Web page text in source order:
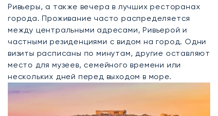
Ривьеры, а также вечера в лучших ресторанах
города. Проживание часто распределяется
между центральными адресами, Ривьерой и
частными резиденциями с видом на город. Одни
визиты расписаны по минутам, другие оставляют
место для музеев, семейного времени или
нескольких дней перед выходом в море.